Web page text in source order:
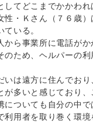
てどこまでかかわ
・Ｋさん（７６歳
いる。
ら事業所に電話がか
のため、ヘルパーの
は遠方に住んでおり
が多いと感じており
ついても自分の中で
用者を取り巻く環境